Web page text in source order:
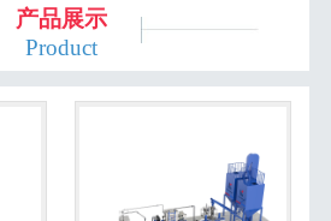
产品展示
Product